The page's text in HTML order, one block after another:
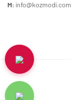
M: info@kozmodi.com